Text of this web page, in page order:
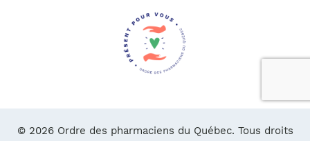
© 2026 Ordre des pharmaciens du Québec. Tous droits